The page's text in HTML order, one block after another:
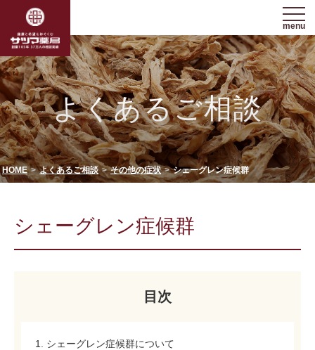
menu
よくあるご相談
HOME よくあるご相談 その他の症状 シェーグレン症候群
シェーグレン症候群
目次
1. シェーグレン症候群について